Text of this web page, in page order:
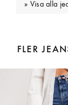
Visa alla
FLER